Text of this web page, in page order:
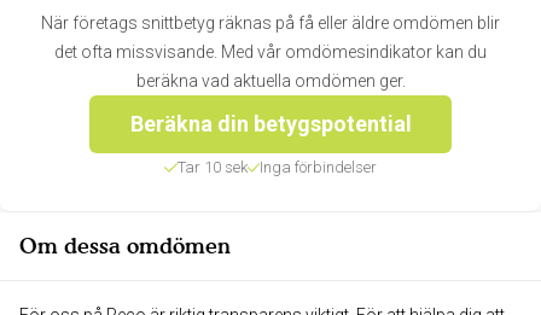
När företags snittbetyg räknas på få eller äldre omdömen blir
det ofta missvisande. Med vår omdömesindikator kan du
beräkna vad aktuella omdömen ger.
Beräkna din betygspotential
Tar 10 sek Inga förbindelser
Om dessa omdömen